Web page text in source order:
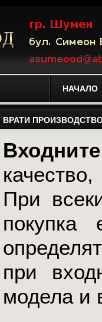
НАЧАЛО
ВРАТИ
При
при
модела и